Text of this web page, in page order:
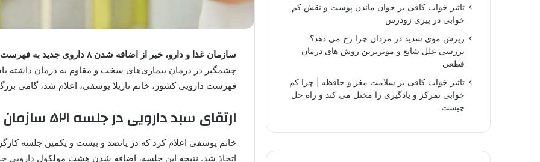
سازمان غذا و دارو، خبر از اضافه شدن ۸ داروی جدید به فهرست دارویی ایران داد
چشمگیر در درمان بیماری‌های سخت و مقاوم به درمان داشته
فهرست دارویی کشور، خانم نازیلا یوسفی، اعلام شد، گامی
ارتقای سبد دارویی در جلسه ۵۲۱ سازمان غذا و دارو
خانم یوسفی اعلام کرد که در پانصد و بیست و یکمین جلسه
اتخاذ شد. نتیجه این جلسه، اضافه شدن هشت مولکول دارویی
تاثیر خواب کافی بر جوان ماندن پوست و نقش کم
خوابی در پیری زودرس
ریزش موی شدید در مردان چرا رخ می دهد؟
بررسی علل شایع و موثرترین روش های درمان
قطعی
تاثیر خواب کافی بر سلامت مغز و حافظه | چرا کم
خوابی تمرکز و یادگیری را مختل می کند و راه حل
چیست